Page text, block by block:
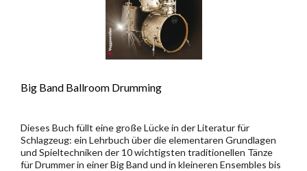
Big Band Ballroom Drumming
Dieses Buch füllt eine große Lücke in der Literatur für
Schlagzeug: ein Lehrbuch über die elementaren Grundlagen
und Spieltechniken der 10 wichtigsten traditionellen Tänze
für Drummer in einer Big Band und in kleineren Ensembles bis